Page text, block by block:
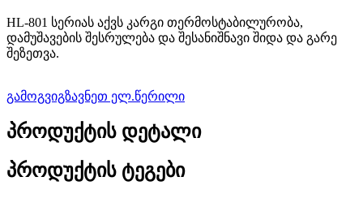
HL-801 სერიას აქვს კარგი თერმოსტაბილურობა,
დამუშავების შესრულება და შესანიშნავი შიდა და გარე
შეზეთვა.
გამოგვიგზავნეთ ელ.წერილი
პროდუქტის დეტალი
პროდუქტის ტეგები